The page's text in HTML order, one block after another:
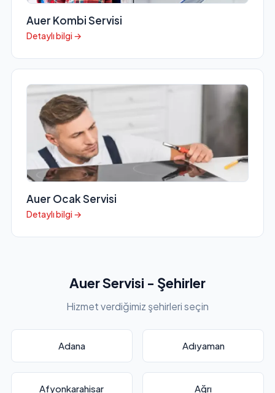
Auer Kombi Servisi
Detaylı bilgi →
Auer Ocak Servisi
Detaylı bilgi →
Auer Servisi - Şehirler
Hizmet verdiğimiz şehirleri seçin
Adana Adıyaman
Afyonkarahisar Ağrı